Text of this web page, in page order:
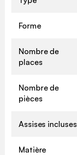
Forme
Nombre de
places
Nombre de
pièces
Assises incluses
Matière